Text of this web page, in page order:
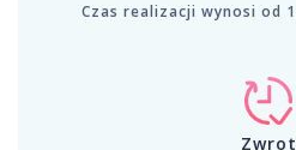
Czas realizacji wynosi od
Zwrot